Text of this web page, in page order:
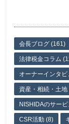
会長ブログ (161)
法律税金コラム
オーナーインタ
資産・相続・土地
NISHIDAのサー
CSR活動 (8)